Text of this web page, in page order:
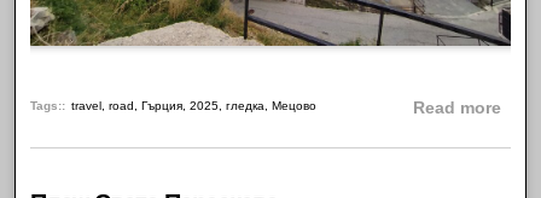
Tags: travel ,road , Гърция,2025,гледка, Мецово Read more